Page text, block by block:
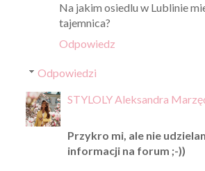
Na jakim osiedlu w Lublinie
tajemnica?
Odpowiedz
Odpowiedzi
STYLOLY Aleksandra
Przykro mi, ale nie
informacji na forum ;-))